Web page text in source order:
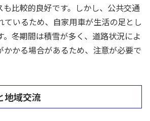
も比較的良好です。しかし、公共交通
ているため、自家用車が生活の足とし
。冬期間は積雪が多く、道路状況によ
かかる場合があるため、注意が必要で
地域交流